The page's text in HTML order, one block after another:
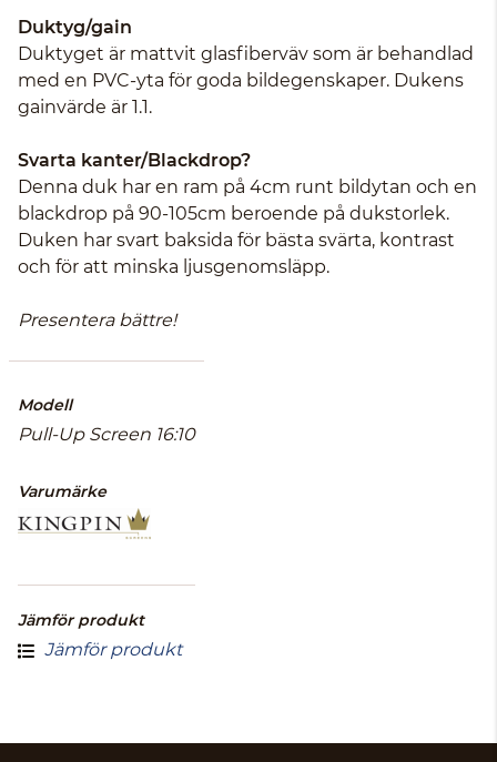
Duktyg/gain
Duktyget är mattvit glasfiberväv som är behandlad
med en PVC-yta för goda bildegenskaper. Dukens
gainvärde är 1.1.
Svarta kanter/Blackdrop?
Denna duk har en ram på 4cm runt bildytan och en
blackdrop på 90-105cm beroende på dukstorlek.
Duken har svart baksida för bästa svärta, kontrast
och för att minska ljusgenomsläpp.
Presentera bättre!
Modell
Pull-Up Screen 16:10
Varumärke
Jämför produkt
Jämför produkt